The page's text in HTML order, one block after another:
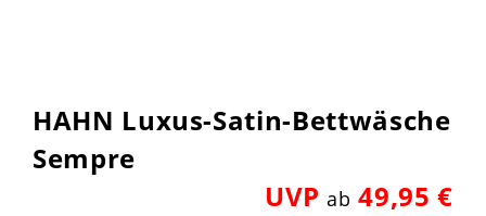
HAHN Luxus-Satin-Bettwäsche
Sempre
UVPab 49,95 €